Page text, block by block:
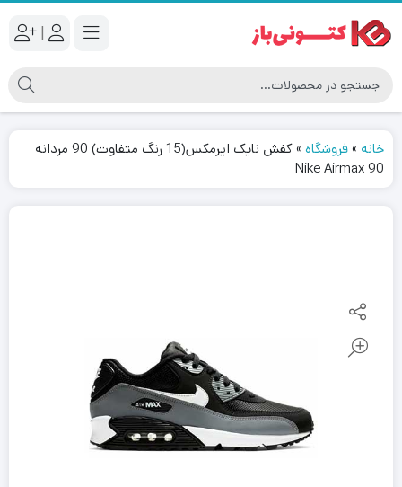
|
خانه »فروشگاه »
کفش نایک ایرمکس(15 رنگ متفاوت) 90 مردانه
Nike Airmax 90